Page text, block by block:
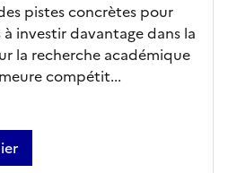
pistes concrètes pour
investir davantage dans la
la recherche académique
compétit...